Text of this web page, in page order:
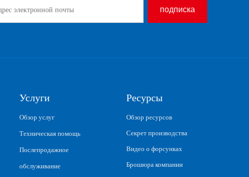
подписка
Услуги
Обзор услуг
Техническая помощь
Послепродажное
обслуживание
Ресурсы
Обзор ресурсов
Секрет производства
Видео о форсунках
Брошюра компании